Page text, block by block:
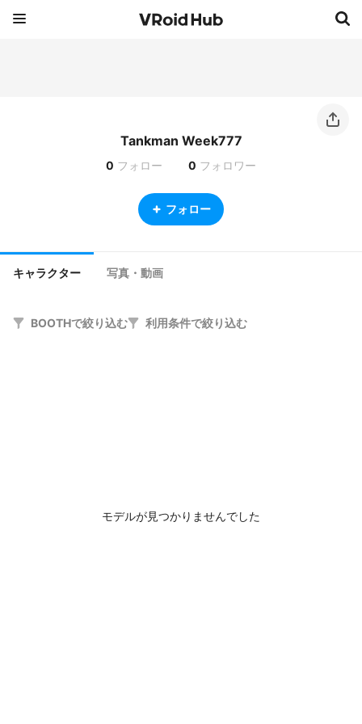
Tankman Week777
0 フォロー 0 フォロワー
フォロー
キャラクター 写真・動画
BOOTHで絞り込む 利用条件で絞り込む
モデルが見つかりませんでした